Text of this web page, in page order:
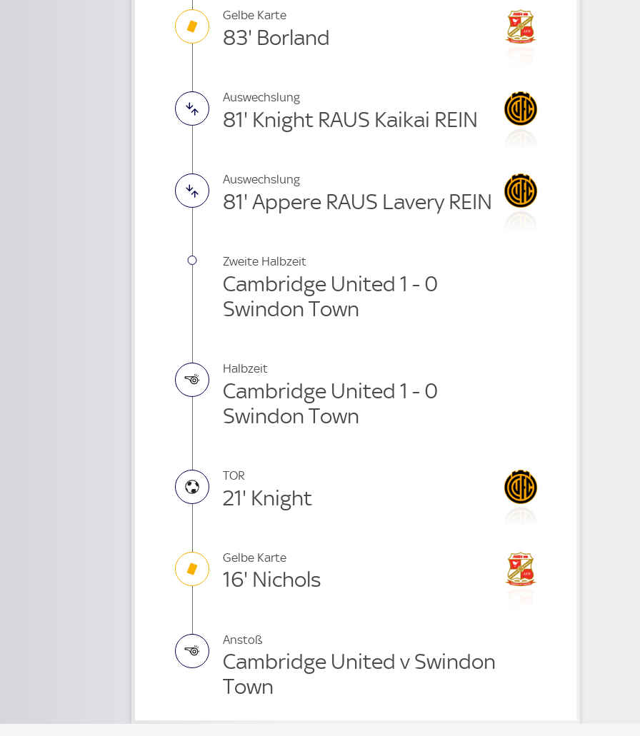
Gelbe Karte
83' Borland
Auswechslung
81' Knight RAUS Kaikai REIN
Auswechslung
81' Appere RAUS Lavery REIN
Zweite Halbzeit
Cambridge United 1 - 0
Swindon Town
Halbzeit
Cambridge United 1 - 0
Swindon Town
TOR
21' Knight
Gelbe Karte
16' Nichols
Anstoß
Cambridge United v Swindon
Town